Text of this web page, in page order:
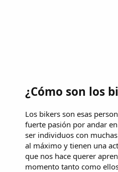
¿Cómo son los
Los bikers son esas
fuerte pasión por andar
ser individuos con
al máximo y tienen una
que nos hace querer
momento tanto como